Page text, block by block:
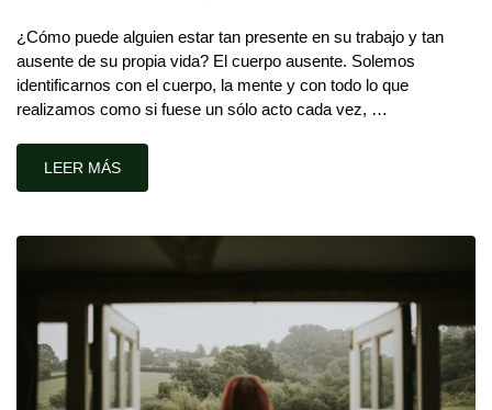
¿Cómo puede alguien estar tan presente en su trabajo y tan
ausente de su propia vida? El cuerpo ausente. Solemos
identificarnos con el cuerpo, la mente y con todo lo que
realizamos como si fuese un sólo acto cada vez, …
LEER MÁS